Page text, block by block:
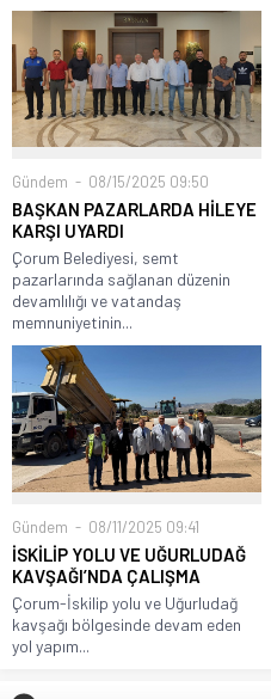
Gündem 08/15/2025 09:50
BAŞKAN PAZARLARDA HİLEYE
KARŞI UYARDI
Çorum Belediyesi, semt
pazarlarında sağlanan düzenin
devamlılığı ve vatandaş
memnuniyetinin...
Gündem 08/11/2025 09:41
İSKİLİP YOLU VE UĞURLUDAĞ
KAVŞAĞI’NDA ÇALIŞMA
Çorum-İskilip yolu ve Uğurludağ
kavşağı bölgesinde devam eden
yol yapım...